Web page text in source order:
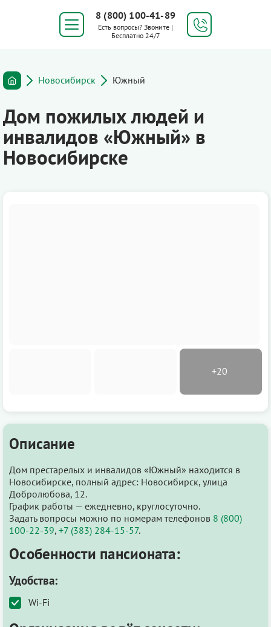
8 (800) 100-41-89
Есть вопросы? Звоните |
Бесплатно 24/7
Новосибирск Южный
Дом пожилых людей и
инвалидов «Южный» в
Новосибирске
Описание
Дом престарелых и инвалидов «Южный» находится в
Новосибирске, полный адрес: Новосибирск, улица
Добролюбова, 12.
График работы — ежедневно, круглосуточно.
Задать вопросы можно по номерам телефонов 8 (800)
100-22-39, +7 (383) 284-15-57.
Особенности пансионата:
Удобства:
Wi-Fi